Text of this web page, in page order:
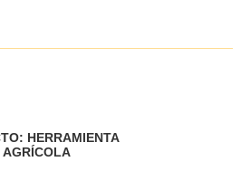
HERRAMIENTA
AGRÍCOLA